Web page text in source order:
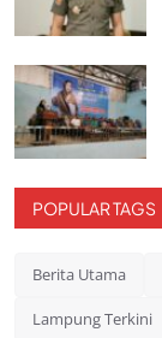
POPULAR TAGS
Berita Utama
Lampung Terkini